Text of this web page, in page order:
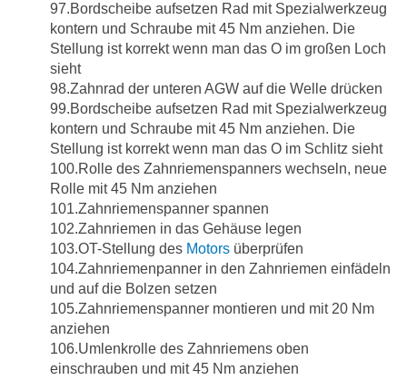
97.Bordscheibe aufsetzen Rad mit Spezialwerkzeug
kontern und Schraube mit 45 Nm anziehen. Die
Stellung ist korrekt wenn man das O im großen Loch
sieht
98.Zahnrad der unteren AGW auf die Welle drücken
99.Bordscheibe aufsetzen Rad mit Spezialwerkzeug
kontern und Schraube mit 45 Nm anziehen. Die
Stellung ist korrekt wenn man das O im Schlitz sieht
100.Rolle des Zahnriemenspanners wechseln, neue
Rolle mit 45 Nm anziehen
101.Zahnriemenspanner spannen
102.Zahnriemen in das Gehäuse legen
103.OT-Stellung des Motors überprüfen
104.Zahnriemenpanner in den Zahnriemen einfädeln
und auf die Bolzen setzen
105.Zahnriemenspanner montieren und mit 20 Nm
anziehen
106.Umlenkrolle des Zahnriemens oben
einschrauben und mit 45 Nm anziehen